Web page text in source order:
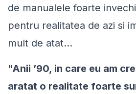
de manualele foarte
pentru realitatea de azi si
mult de atat...
"Anii ’90, in care eu am
aratat o realitate foarte